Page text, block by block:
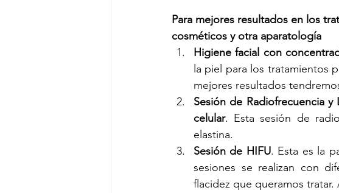
Para mejores resultados en los
cosméticos y otra aparatología
Higiene facial con
la piel para los tratamientos
mejores resultados
Sesión de Radiofrecuencia
celular. Esta sesión de
elastina.
Sesión de HIFU. Esta es la
sesiones se realizan con
flacidez que queramos